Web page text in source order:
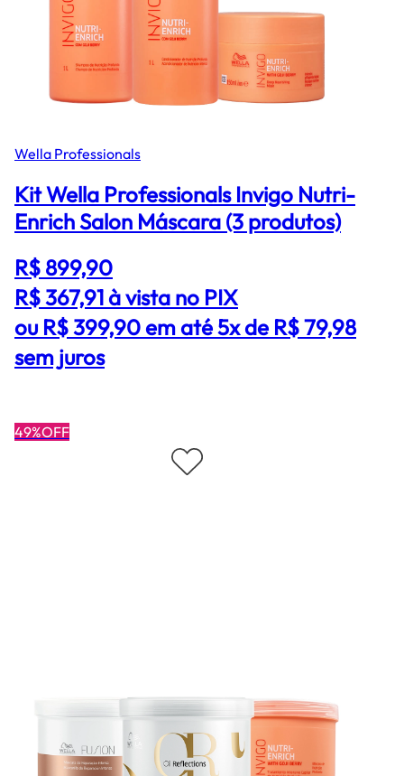
Wella Professionals
Kit Wella Professionals Invigo Nutri-
Enrich Salon Máscara (3 produtos)
R$ 899,90
R$ 367,91à vista no PIX
ou R$ 399,90 em até 5x de R$ 79,98
sem juros
49%OFF